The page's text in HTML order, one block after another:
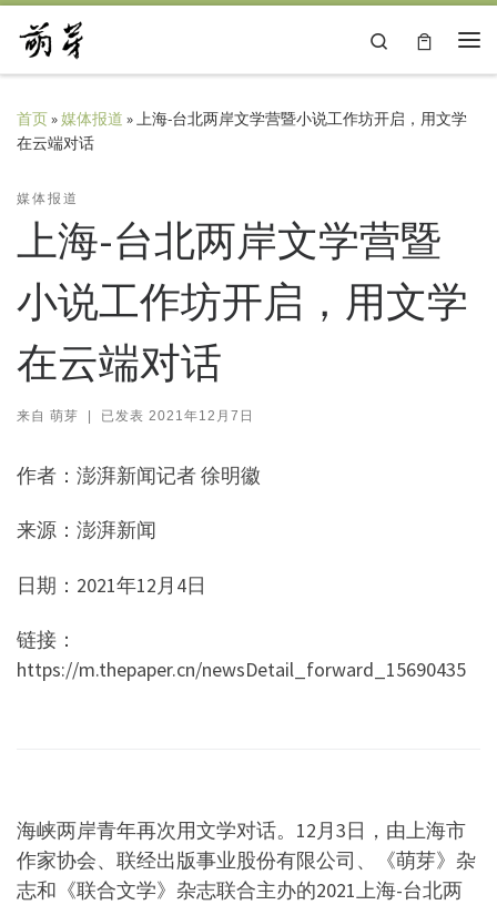
Skip to content
Search
首页»媒体报道 »上海-台北两岸文学营暨小说工作坊开启，用文学
在云端对话
媒体报道
上海-台北两岸文学营暨
小说工作坊开启，用文学
在云端对话
来自 萌芽 | 已发表 2021年12月7日
作者：澎湃新闻记者 徐明徽
来源：澎湃新闻
日期：2021年12月4日
​链接：
https://m.thepaper.cn/newsDetail_forward_15690435
海峡两岸青年再次用文学对话。12月3日，由上海市
作家协会、联经出版事业股份有限公司、《萌芽》杂
志和《联合文学》杂志联合主办的2021上海-台北两